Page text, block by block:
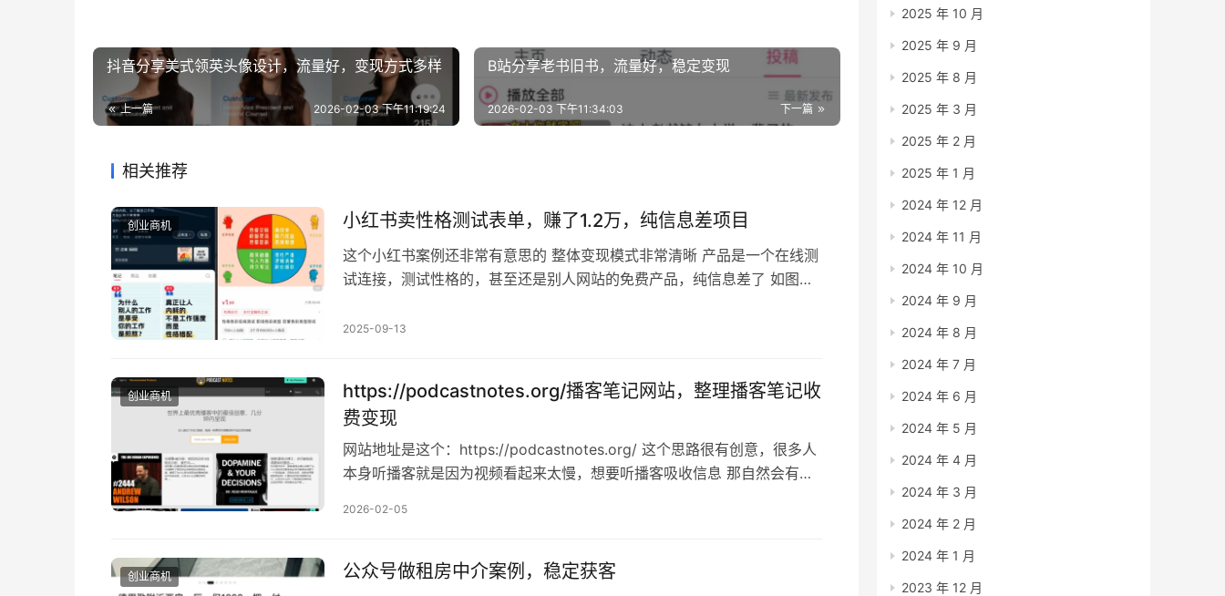
抖音分享美式领英头像设计，流量好，变现方式多样
上一篇 2026-02-03 下午11:19:24
B站分享老书旧书，流量好，稳定变现
下一篇
2026-02-03 下午11:34:03
相关推荐
创业商机 小红书卖性格测试表单，赚了1.2万，纯信息差项目
这个小红书案例还非常有意思的 整体变现模式非常清晰 产品是一个在线测
试连接，测试性格的，甚至还是别人网站的免费产品，纯信息差了 如图，
种焦虑进行反复刺激，答案统一汇总为性格和职业不匹配，怎么匹配呢，
2025-09-13
创业商机
https://podcastnotes.org/播客笔记网站，整理播客笔记收
费变现
网站地址是这个：https://podcastnotes.org/ 这个思路很有创意，很多人
本身听播客就是因为视频看起来太慢，想要听播客吸收信息 那自然会有人
在一定…
2026-02-05
创业商机 公众号做租房中介案例，稳定获客
2025 年 10 月
2025 年 9 月
2025 年 8 月
2025 年 3 月
2025 年 2 月
2025 年 1 月
2024 年 12 月
2024 年 11 月
2024 年 10 月
2024 年 9 月
2024 年 8 月
2024 年 7 月
2024 年 6 月
2024 年 5 月
2024 年 4 月
2024 年 3 月
2024 年 2 月
2024 年 1 月
2023 年 12 月